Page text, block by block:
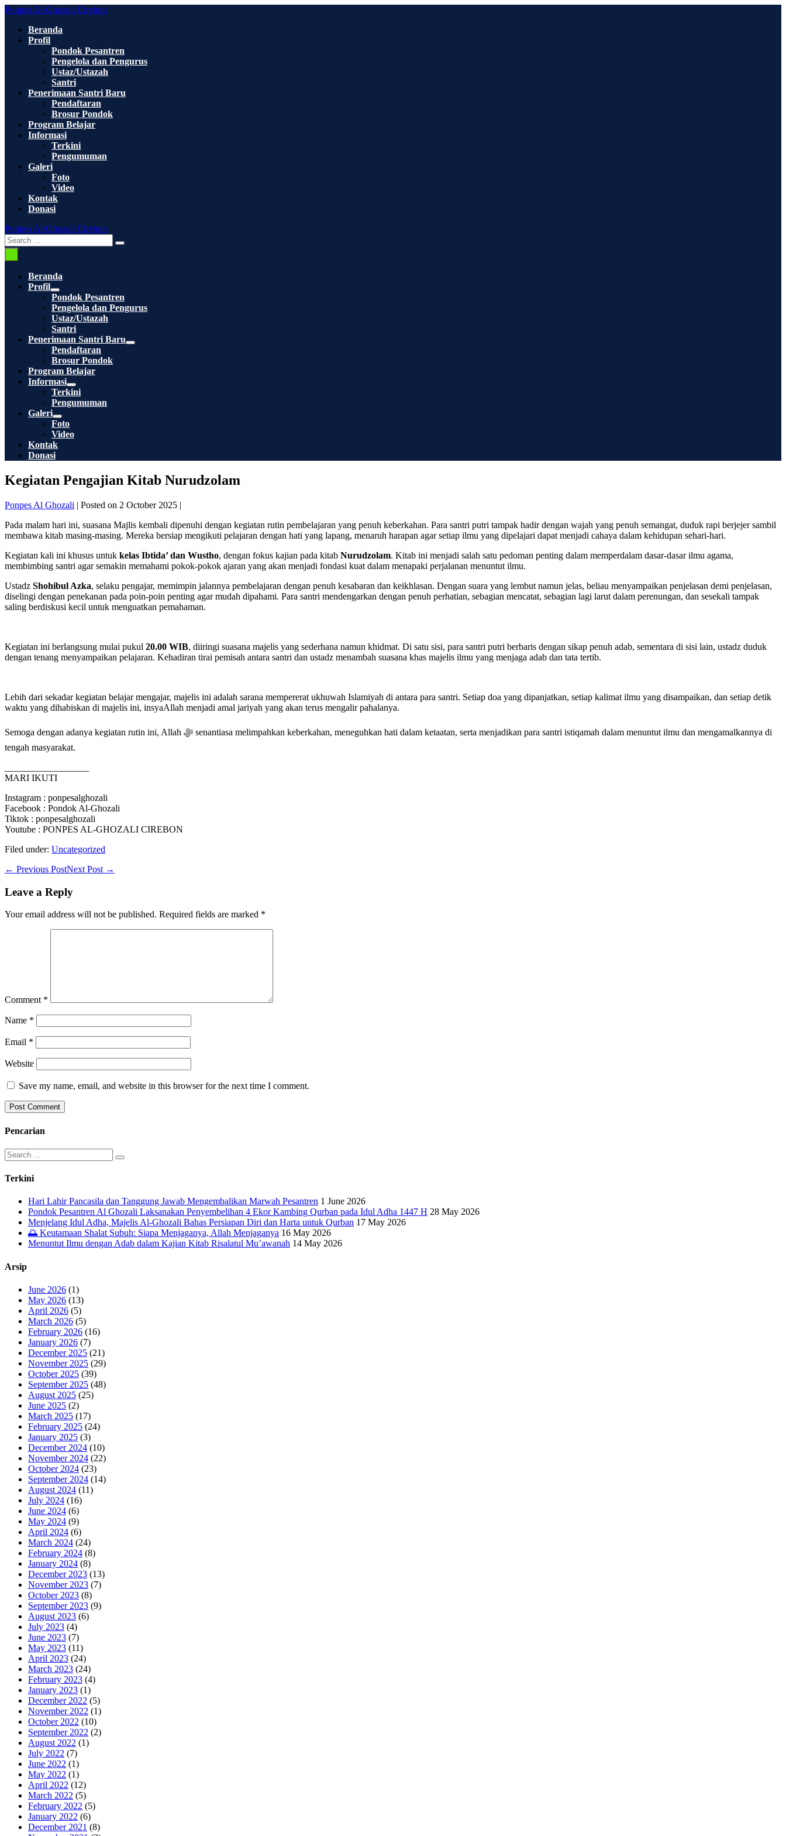
Skip
content
Ponpes Al-Ghozali Cirebon
Beranda
Profil
Pondok Pesantren
Pengelola dan Pengurus
Ustaz/Ustazah
Santri
Penerimaan Santri Baru
Pendaftaran
Brosur Pondok
Program Belajar
Informasi
Terkini
Pengumuman
Galeri
Foto
Video
Kontak
Donasi
Ponpes Al-Ghozali Cirebon
Search
Toggle
Search
for:
Beranda
Profil
Menu
Toggle
Pondok Pesantren
Pengelola dan Pengurus
Ustaz/Ustazah
Santri
Penerimaan Santri Baru
Menu
Pendaftaran
Brosur Pondok
Program Belajar
Informasi
Menu
Toggle
Terkini
Pengumuman
Galeri
Menu
Toggle
Foto
Video
Kontak
Donasi
Kegiatan Pengajian Kitab Nurudzolam
Ponpes Al Ghozali | Posted on 2 October 2025 |
Pada malam hari ini, suasana Majlis kembali dipenuhi dengan kegiatan rutin pembelajaran yang penuh keberkahan. Para santri putri tampak hadir dengan wajah yang penuh semangat, duduk rapi berjejer sambil
membawa kitab masing-masing. Mereka bersiap mengikuti pelajaran dengan hati yang lapang, menaruh harapan agar setiap ilmu yang dipelajari dapat menjadi cahaya dalam kehidupan sehari-hari.
Kegiatan kali ini khusus untuk kelas Ibtida’ dan Wustho, dengan fokus kajian pada kitab Nurudzolam. Kitab ini menjadi salah satu pedoman penting dalam memperdalam dasar-dasar ilmu agama,
membimbing santri agar semakin memahami pokok-pokok ajaran yang akan menjadi fondasi kuat dalam menapaki perjalanan menuntut ilmu.
Ustadz Shohibul Azka, selaku pengajar, memimpin jalannya pembelajaran dengan penuh kesabaran dan keikhlasan. Dengan suara yang lembut namun jelas, beliau menyampaikan penjelasan demi penjelasan,
diselingi dengan penekanan pada poin-poin penting agar mudah dipahami. Para santri mendengarkan dengan penuh perhatian, sebagian mencatat, sebagian lagi larut dalam perenungan, dan sesekali tampak
saling berdiskusi kecil untuk menguatkan pemahaman.
Kegiatan ini berlangsung mulai pukul 20.00 WIB, diiringi suasana majelis yang sederhana namun khidmat. Di satu sisi, para santri putri berbaris dengan sikap penuh adab, sementara di sisi lain, ustadz duduk
dengan tenang menyampaikan pelajaran. Kehadiran tirai pemisah antara santri dan ustadz menambah suasana khas majelis ilmu yang menjaga adab dan tata tertib.
Lebih dari sekadar kegiatan belajar mengajar, majelis ini adalah sarana mempererat ukhuwah Islamiyah di antara para santri. Setiap doa yang dipanjatkan, setiap kalimat ilmu yang disampaikan, dan setiap detik
waktu yang dihabiskan di majelis ini, insyaAllah menjadi amal jariyah yang akan terus mengalir pahalanya.
Semoga dengan adanya kegiatan rutin ini, Allah ﷻ senantiasa melimpahkan keberkahan, meneguhkan hati dalam ketaatan, serta menjadikan para santri istiqamah dalam menuntut ilmu dan mengamalkannya di
tengah masyarakat.
MARI IKUTI
Instagram : ponpesalghozali
Facebook : Pondok Al-Ghozali
Tiktok : ponpesalghozali
Youtube : PONPES AL-GHOZALI CIREBON
Filed under: Uncategorized
Post
← Previous PostNext Post →
Leave a Reply
Your email address will not be published. Required fields are marked *
Comment *
Name *
Email *
Website
Save my name, email, and website in this browser for the next time I comment.
Pencarian
Search
for:
Terkini
Hari Lahir Pancasila dan Tanggung Jawab Mengembalikan Marwah Pesantren 1 June 2026
Pondok Pesantren Al Ghozali Laksanakan Penyembelihan 4 Ekor Kambing Qurban pada Idul Adha 1447 H 28 May 2026
Menjelang Idul Adha, Majelis Al-Ghozali Bahas Persiapan Diri dan Harta untuk Qurban 17 May 2026
🌅 Keutamaan Shalat Subuh: Siapa Menjaganya, Allah Menjaganya 16 May 2026
Menuntut Ilmu dengan Adab dalam Kajian Kitab Risalatul Mu’awanah 14 May 2026
Arsip
June 2026 (1)
May 2026 (13)
April 2026 (5)
March 2026 (5)
February 2026 (16)
January 2026 (7)
December 2025 (21)
November 2025 (29)
October 2025 (39)
September 2025 (48)
August 2025 (25)
June 2025 (2)
March 2025 (17)
February 2025 (24)
January 2025 (3)
December 2024 (10)
November 2024 (22)
October 2024 (23)
September 2024 (14)
August 2024 (11)
July 2024 (16)
June 2024 (6)
May 2024 (9)
April 2024 (6)
March 2024 (24)
February 2024 (8)
January 2024 (8)
December 2023 (13)
November 2023 (7)
October 2023 (8)
September 2023 (9)
August 2023 (6)
July 2023 (4)
June 2023 (7)
May 2023 (11)
April 2023 (24)
March 2023 (24)
February 2023 (4)
January 2023 (1)
December 2022 (5)
November 2022 (1)
October 2022 (10)
September 2022 (2)
August 2022 (1)
July 2022 (7)
June 2022 (1)
May 2022 (1)
April 2022 (12)
March 2022 (5)
February 2022 (5)
January 2022 (6)
December 2021 (8)